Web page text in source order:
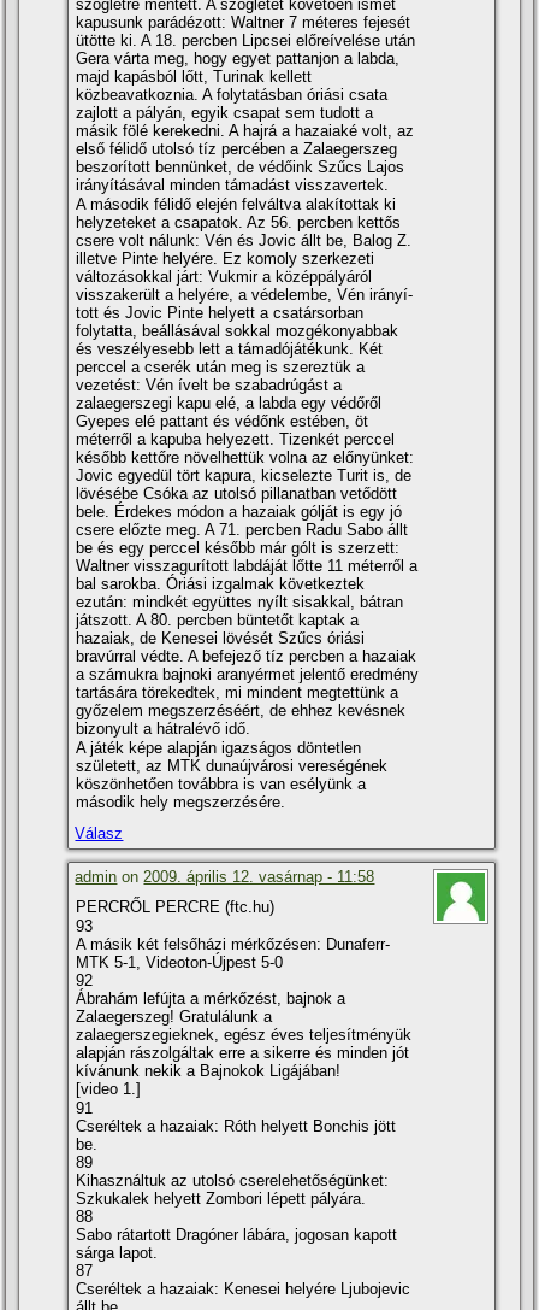
szögletre mentett. A szögletet követően ismét
kapusunk parádézott: Waltner 7 méteres fejesét
ütötte ki. A 18. percben Lipcsei előreí­velése után
Gera várta meg, hogy egyet pattanjon a labda,
majd kapásból lőtt, Turinak kellett
közbeavatkoznia. A folytatásban óriási csata
zajlott a pályán, egyik csapat sem tudott a
másik fölé kerekedni. A hajrá a hazaiaké volt, az
első félidő utolsó tí­z percében a Zalaegerszeg
beszorí­tott bennünket, de védőink Szűcs Lajos
irányí­tásával minden támadást visszavertek.
A második félidő elején felváltva alakí­tottak ki
helyzeteket a csapatok. Az 56. percben kettős
csere volt nálunk: Vén és Jovic állt be, Balog Z.
illetve Pinte helyére. Ez komoly szerkezeti
változásokkal járt: Vukmir a középpályáról
visszakerült a helyére, a védelembe, Vén irányí­
tott és Jovic Pinte helyett a csatársorban
folytatta, beállásával sokkal mozgékonyabbak
és veszélyesebb lett a támadójátékunk. Két
perccel a cserék után meg is szereztük a
vezetést: Vén í­velt be szabadrúgást a
zalaegerszegi kapu elé, a labda egy védőről
Gyepes elé pattant és védőnk estében, öt
méterről a kapuba helyezett. Tizenkét perccel
később kettőre növelhettük volna az előnyünket:
Jovic egyedül tört kapura, kicselezte Turit is, de
lövésébe Csóka az utolsó pillanatban vetődött
bele. Érdekes módon a hazaiak gólját is egy jó
csere előzte meg. A 71. percben Radu Sabo állt
be és egy perccel később már gólt is szerzett:
Waltner visszagurí­tott labdáját lőtte 11 méterről a
bal sarokba. Óriási izgalmak következtek
ezután: mindkét együttes nyí­lt sisakkal, bátran
játszott. A 80. percben büntetőt kaptak a
hazaiak, de Kenesei lövését Szűcs óriási
bravúrral védte. A befejező tí­z percben a hazaiak
a számukra bajnoki aranyérmet jelentő eredmény
tartására törekedtek, mi mindent megtettünk a
győzelem megszerzéséért, de ehhez kevésnek
bizonyult a hátralévő idő.
A játék képe alapján igazságos döntetlen
született, az MTK dunaújvárosi vereségének
köszönhetően továbbra is van esélyünk a
második hely megszerzésére.
Válasz
admin on2009. április 12. vasárnap - 11:58
PERCRŐL PERCRE (ftc.hu)
93
A másik két felsőházi mérkőzésen: Dunaferr-
MTK 5-1, Videoton-Újpest 5-0
92
Ábrahám lefújta a mérkőzést, bajnok a
Zalaegerszeg! Gratulálunk a
zalaegerszegieknek, egész éves teljesí­tményük
alapján rászolgáltak erre a sikerre és minden jót
kí­vánunk nekik a Bajnokok Ligájában!
[video 1.]
91
Cseréltek a hazaiak: Róth helyett Bonchis jött
be.
89
Kihasználtuk az utolsó cserelehetőségünket:
Szkukalek helyett Zombori lépett pályára.
88
Sabo rátartott Dragóner lábára, jogosan kapott
sárga lapot.
87
Cseréltek a hazaiak: Kenesei helyére Ljubojevic